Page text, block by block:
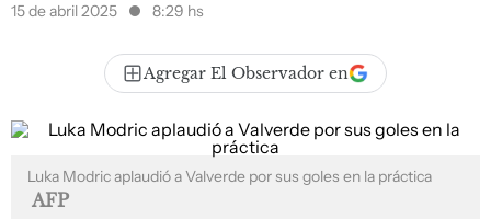
15 de abril 2025 8:29 hs
Agregar El Observador en
Luka Modric aplaudió a Valverde por sus goles en la práctica
AFP